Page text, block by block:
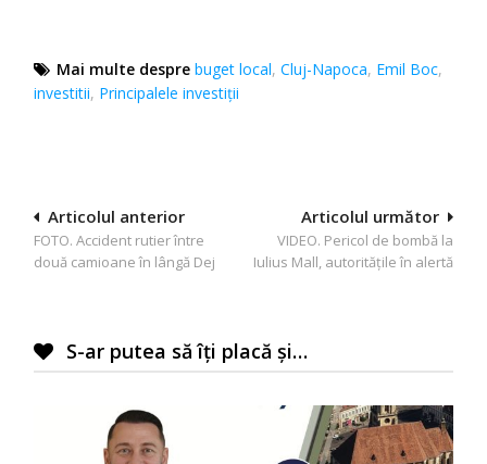
Mai multe despre buget local,Cluj-Napoca, Emil Boc,
investitii, Principalele investiții
Navigare
în
Articolul următor
VIDEO. Pericol de bombă la
Iulius Mall, autoritățile în alertă
Articolul anterior
FOTO. Accident rutier între
două camioane în lângă Dej
S-ar putea să îți placă și…